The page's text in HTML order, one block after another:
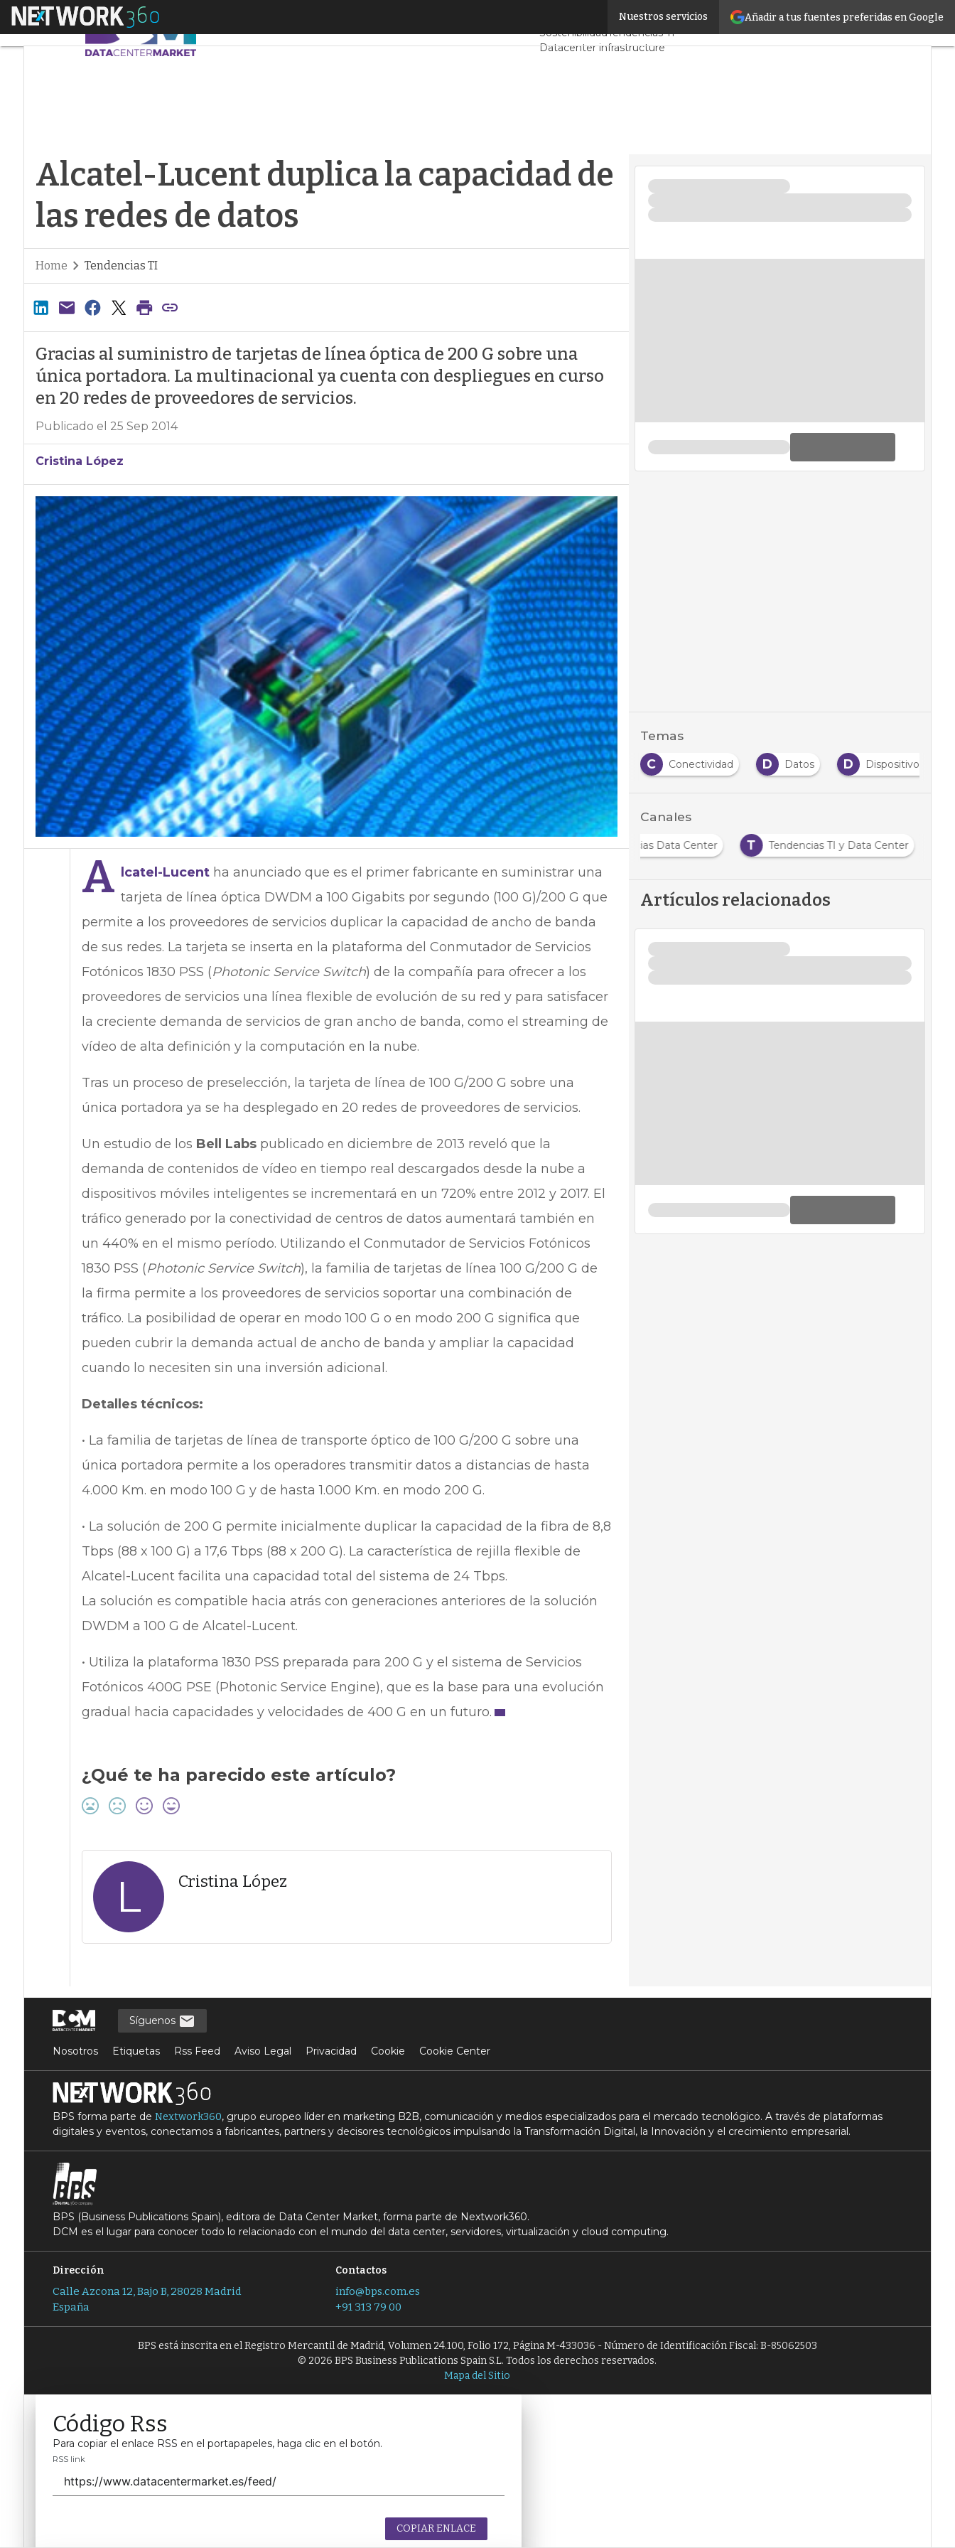
Añadir a tus fuentes preferidas en Google
Nuestros servicios
Menú Servidores CPD y MercadoProyectos
SostenibilidadTendencias TI
Datacenter infrastructure
Alcatel-Lucent duplica la capacidad de
las redes de datos
Home Tendencias TI
Gracias al suministro de tarjetas de línea óptica de 200 G sobre una
única portadora. La multinacional ya cuenta con despliegues en curso
en 20 redes de proveedores de servicios.
Publicado el 25 Sep 2014
Cristina López
A lcatel-Lucentha anunciado que es el primer fabricante en suministrar una
tarjeta de línea óptica DWDM a 100 Gigabits por segundo (100 G)/200 G que
permite a los proveedores de servicios duplicar la capacidad de ancho de banda
de sus redes. La tarjeta se inserta en la plataforma del Conmutador de Servicios
Fotónicos 1830 PSS (Photonic Service Switch) de la compañía para ofrecer a los
proveedores de servicios una línea flexible de evolución de su red y para satisfacer
la creciente demanda de servicios de gran ancho de banda, como el streaming de
vídeo de alta definición y la computación en la nube.
Tras un proceso de preselección, la tarjeta de línea de 100 G/200 G sobre una
única portadora ya se ha desplegado en 20 redes de proveedores de servicios.
Un estudio de los Bell Labs publicado en diciembre de 2013 reveló que la
demanda de contenidos de vídeo en tiempo real descargados desde la nube a
dispositivos móviles inteligentes se incrementará en un 720% entre 2012 y 2017. El
tráfico generado por la conectividad de centros de datos aumentará también en
un 440% en el mismo período. Utilizando el Conmutador de Servicios Fotónicos
1830 PSS (Photonic Service Switch), la familia de tarjetas de línea 100 G/200 G de
la firma permite a los proveedores de servicios soportar una combinación de
tráfico. La posibilidad de operar en modo 100 G o en modo 200 G significa que
pueden cubrir la demanda actual de ancho de banda y ampliar la capacidad
cuando lo necesiten sin una inversión adicional.
Detalles técnicos:
• La familia de tarjetas de línea de transporte óptico de 100 G/200 G sobre una
única portadora permite a los operadores transmitir datos a distancias de hasta
4.000 Km. en modo 100 G y de hasta 1.000 Km. en modo 200 G.
• La solución de 200 G permite inicialmente duplicar la capacidad de la fibra de 8,8
Tbps (88 x 100 G) a 17,6 Tbps (88 x 200 G). La característica de rejilla flexible de
Alcatel-Lucent facilita una capacidad total del sistema de 24 Tbps.
La solución es compatible hacia atrás con generaciones anteriores de la solución
DWDM a 100 G de Alcatel-Lucent.
• Utiliza la plataforma 1830 PSS preparada para 200 G y el sistema de Servicios
Fotónicos 400G PSE (Photonic Service Engine), que es la base para una evolución
gradual hacia capacidades y velocidades de 400 G en un futuro.
¿Qué te ha parecido este artículo?
L Cristina López
Temas
B
Banda C Conectividad D Datos D Dispositivos
Canales
N
Noticias Data Center T Tendencias TI y Data Center
Artículos relacionados
Síguenos
Nosotros Etiquetas Rss Feed Aviso Legal Privacidad Cookie Cookie Center
BPS forma parte de Nextwork360, grupo europeo líder en marketing B2B, comunicación y medios especializados para el mercado tecnológico. A través de plataformas
digitales y eventos, conectamos a fabricantes, partners y decisores tecnológicos impulsando la Transformación Digital, la Innovación y el crecimiento empresarial.
BPS (Business Publications Spain), editora de Data Center Market, forma parte de Nextwork360.
DCM es el lugar para conocer todo lo relacionado con el mundo del data center, servidores, virtualización y cloud computing.
Dirección
Calle Azcona 12, Bajo B, 28028 Madrid
España
Contactos
info@bps.com.es
+91 313 79 00
BPS está inscrita en el Registro Mercantil de Madrid, Volumen 24.100, Folio 172, Página M-433036 - Número de Identificación Fiscal: B-85062503
© 2026 BPS Business Publications Spain S.L. Todos los derechos reservados.
Mapa del Sitio
Código Rss
Para copiar el enlace RSS en el portapapeles, haga clic en el botón.
RSS link
COPIAR ENLACE